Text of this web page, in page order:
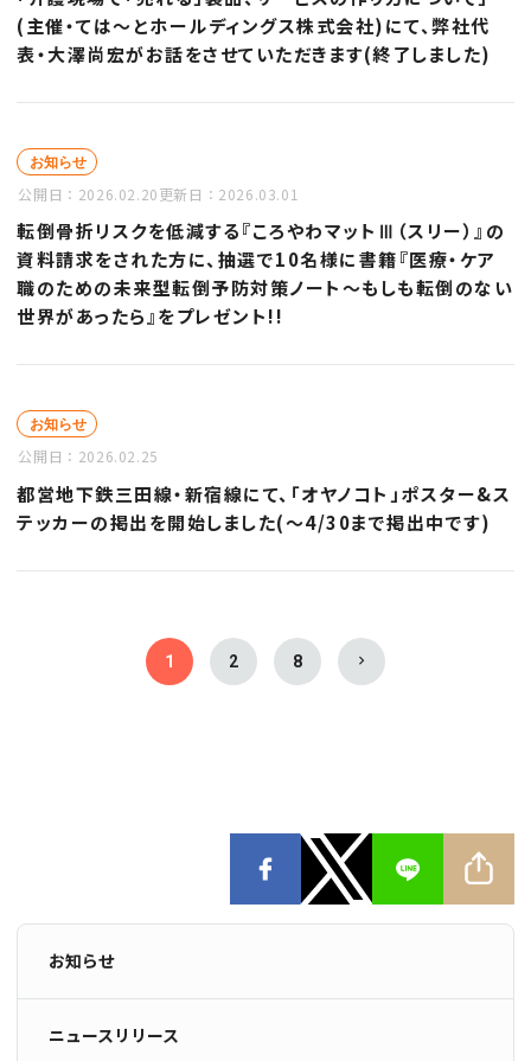
(主催・ては～とホールディングス株式会社)にて、弊社代
表・大澤尚宏がお話をさせていただきます(終了しました)
お知らせ
公開日： 2026.02.20更新日： 2026.03.01
転倒骨折リスクを低減する『ころやわマットⅢ（スリー）』の
資料請求をされた方に、抽選で10名様に書籍『医療・ケア
職のための未来型転倒予防対策ノート～もしも転倒のない
世界があったら』をプレゼント!!
お知らせ
公開日： 2026.02.25
都営地下鉄三田線・新宿線にて、「オヤノコト」ポスター&ス
テッカーの掲出を開始しました(～4/30まで掲出中です)
1 2 8
お知らせ
ニュースリリース